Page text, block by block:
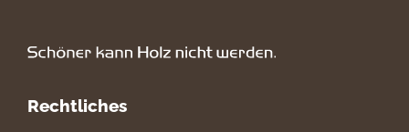
Rechtliches